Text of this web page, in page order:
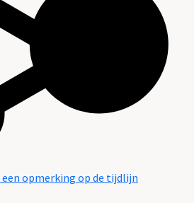
opmerking op de tijdlijn